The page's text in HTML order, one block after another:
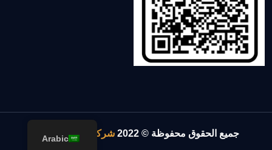
جميع الحقوق محفوظة © 2022 شركة الإسناد والقوة
Arabic